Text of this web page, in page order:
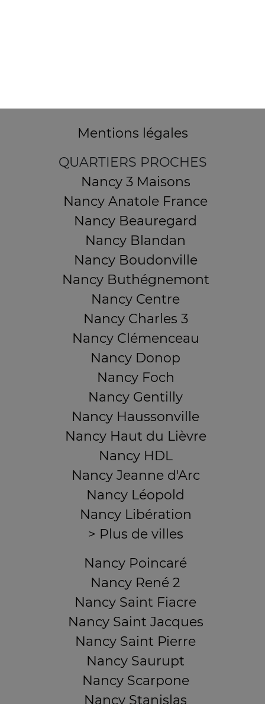
Mentions légales
QUARTIERS PROCHES
Nancy 3 Maisons
Nancy Anatole France
Nancy Beauregard
Nancy Blandan
Nancy Boudonville
Nancy Buthégnemont
Nancy Centre
Nancy Charles 3
Nancy Clémenceau
Nancy Donop
Nancy Foch
Nancy Gentilly
Nancy Haussonville
Nancy Haut du Lièvre
Nancy HDL
Nancy Jeanne d'Arc
Nancy Léopold
Nancy Libération
> Plus de villes
Nancy Poincaré
Nancy René 2
Nancy Saint Fiacre
Nancy Saint Jacques
Nancy Saint Pierre
Nancy Saurupt
Nancy Scarpone
Nancy Stanislas